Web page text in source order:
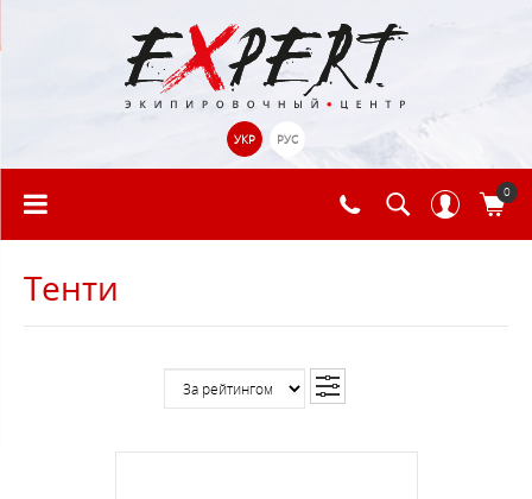
УКР РУС
0
Тенти